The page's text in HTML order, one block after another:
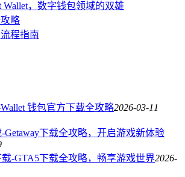
Wallet，数字钱包领域的双雄
略
程指南
钱包官方下载全攻略2026-03-11
-Getaway下载全攻略，开启游戏新体验
载-GTA5下载全攻略，畅享游戏世界2026-